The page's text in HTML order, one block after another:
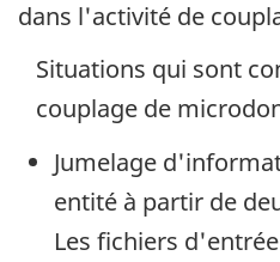
dans l'activité de
Situations qui sont
couplage de
Jumelage
entité à partir de
Les fichiers